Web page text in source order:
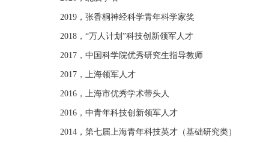
2019，张香桐神经科学青年科学家奖
2018，“万人计划”科技创新领军人才
2017，中国科学院优秀研究生指导教师
2017，上海领军人才
2016，上海市优秀学术带头人
2016，中青年科技创新领军人才
2014，第七届上海青年科技英才（基础研究类）